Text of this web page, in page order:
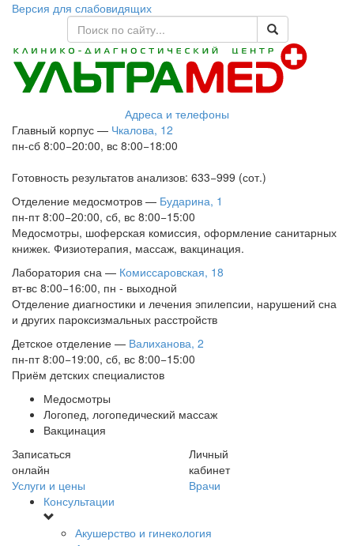
Версия для слабовидящих
Адреса и телефоны
Главный корпус — Чкалова, 12
пн-сб 8:00−20:00, вс 8:00−18:00
Готовность результатов анализов: 633−999 (сот.)
Отделение медосмотров — Бударина, 1
пн-пт 8:00−20:00, сб, вс 8:00−15:00
Медосмотры, шоферская комиссия, оформление санитарных
книжек. Физиотерапия, массаж, вакцинация.
Лаборатория сна — Комиссаровская, 18
вт-вс 8:00−16:00, пн - выходной
Отделение диагностики и лечения эпилепсии, нарушений сна
и других пароксизмальных расстройств
Детское отделение — Валиханова, 2
пн-пт 8:00−19:00, сб, вс 8:00−15:00
Приём детских специалистов
Медосмотры
Логопед, логопедический массаж
Вакцинация
Записаться
онлайн
Личный
кабинет
Услуги и цены
Врачи
Консультации
Акушерство и гинекология